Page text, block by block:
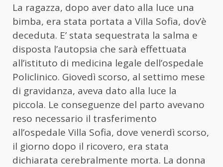
La ragazza, dopo aver dato alla luce una
bimba, era stata portata a Villa Sofia, dov’è
deceduta. E’ stata sequestrata la salma e
disposta l’autopsia che sarà effettuata
all’istituto di medicina legale dell’ospedale
Policlinico. Giovedì scorso, al settimo mese
di gravidanza, aveva dato alla luce la
piccola. Le conseguenze del parto avevano
reso necessario il trasferimento
all’ospedale Villa Sofia, dove venerdì scorso,
il giorno dopo il ricovero, era stata
dichiarata cerebralmente morta. La donna